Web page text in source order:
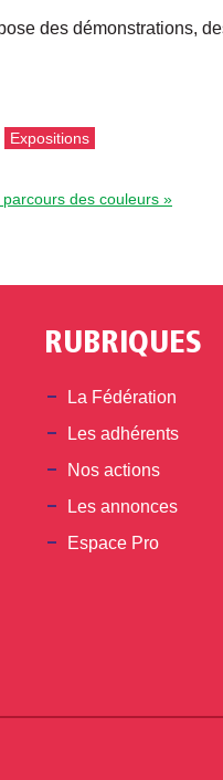
des démonstrations,
Expositions
des couleurs »
RUBRIQUES
La Fédération
Les adhérents
Nos actions
Les annonces
Espace Pro